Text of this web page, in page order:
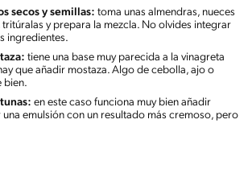
secos y semillas: toma unas almendras, nueces
tritúralas y prepara la mezcla. No olvides integrar
ingredientes.
tiene una base muy parecida a la vinagreta
que añadir mostaza. Algo de cebolla, ajo o
bien.
en este caso funciona muy bien añadir
emulsión con un resultado más cremoso, pero